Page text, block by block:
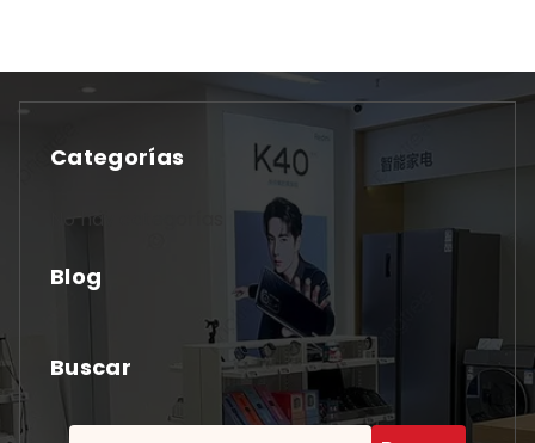
Categorías
No hay categorías
Blog
Buscar